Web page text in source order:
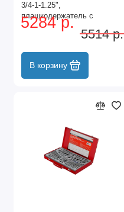
3/4-1-1.25",
плашкодержатель с
трещоткой, 9 предметов
5284 р.
5514 р.
В корзину